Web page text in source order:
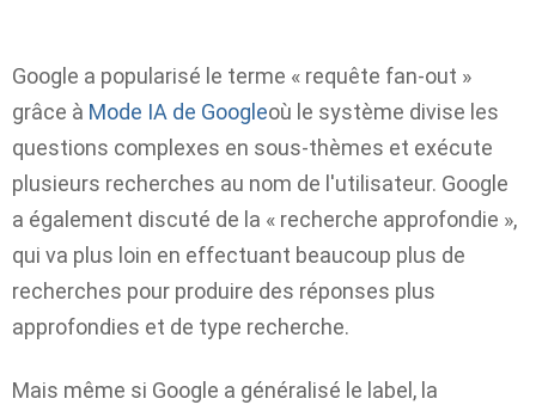
Google a popularisé le terme « requête fan-out »
grâce à Mode IA de Googleoù le système divise les
questions complexes en sous-thèmes et exécute
plusieurs recherches au nom de l'utilisateur. Google
a également discuté de la « recherche approfondie »,
qui va plus loin en effectuant beaucoup plus de
recherches pour produire des réponses plus
approfondies et de type recherche.
Mais même si Google a généralisé le label, la